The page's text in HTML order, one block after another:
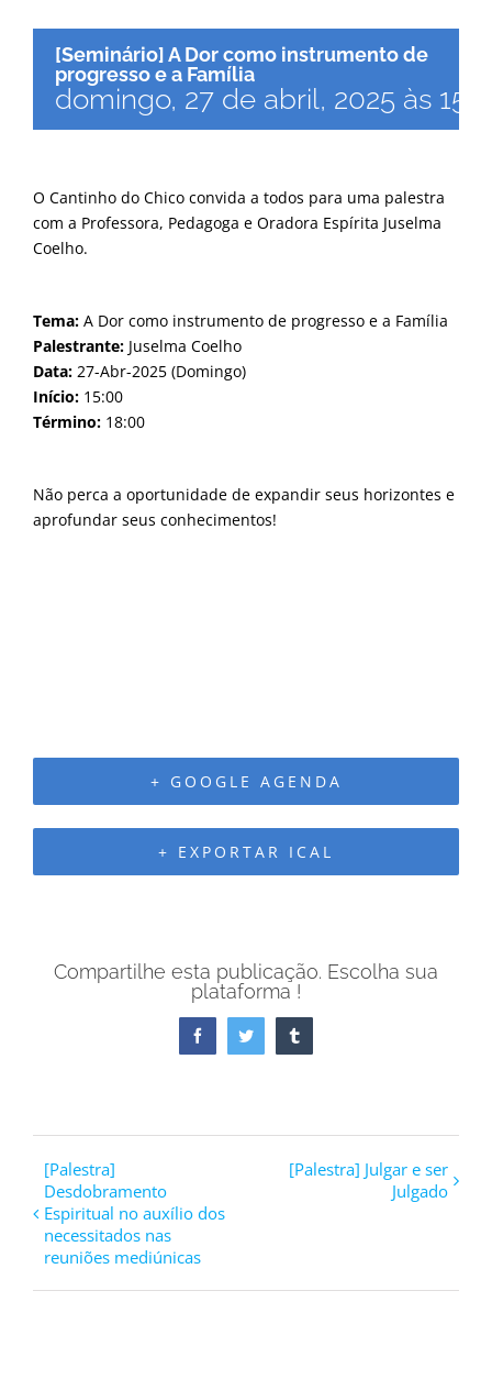
[Seminário] A Dor como instrumento de
progresso e a Família
domingo, 27 de abril, 2025 às
O Cantinho do Chico convida a todos para uma palestra
com a Professora, Pedagoga e Oradora Espírita Juselma
Coelho.
Tema: A Dor como instrumento de progresso e a Família
Palestrante: Juselma Coelho
Data: 27-Abr-2025 (Domingo)
Início: 15:00
Término: 18:00
Não perca a oportunidade de expandir seus horizontes e
aprofundar seus conhecimentos!
+ GOOGLE AGENDA
+ EXPORTAR ICAL
Compartilhe esta publicação. Escolha sua
plataforma !
FacebookTwitter Tumblr
[Palestra]
Desdobramento
Espiritual no auxílio dos
necessitados nas
reuniões mediúnicas
[Palestra] Julgar e ser
Julgado